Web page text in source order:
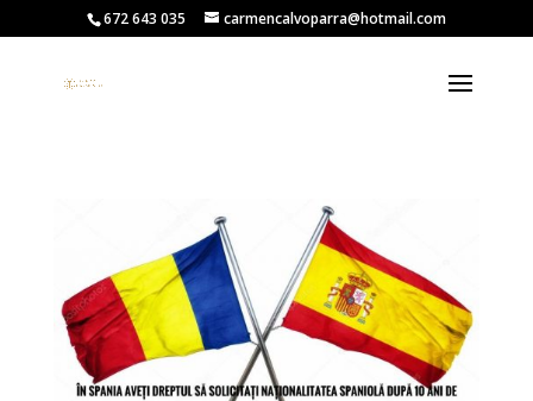
672 643 035 carmencalvoparra@hotmail.com